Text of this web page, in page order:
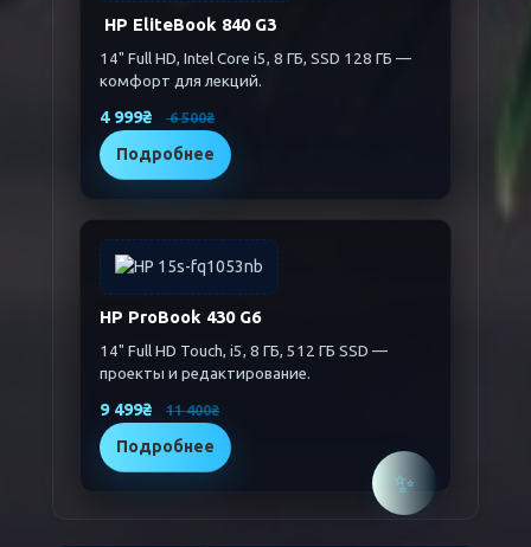
HP EliteBook 840 G3
14" Full HD, Intel Core i5, 8 ГБ, SSD 128 ГБ —
комфорт для лекций.
4 999₴ 6 500₴
Подробнее
✨
HP ProBook 430 G6
14" Full HD Touch, i5, 8 ГБ, 512 ГБ SSD —
проекты и редактирование.
9 499₴ 11 400₴
Подробнее